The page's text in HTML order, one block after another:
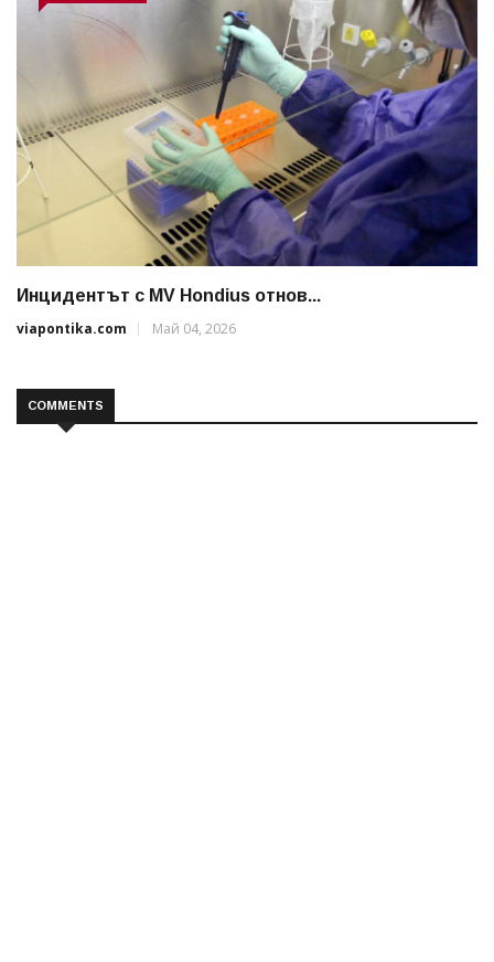
Инцидентът с MV Hondius отнов...
viapontika.com
Май 04, 2026
COMMENTS